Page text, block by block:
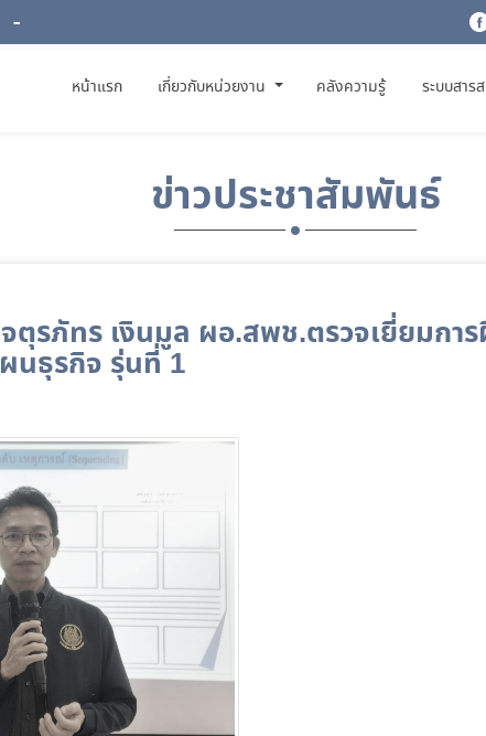
-
หน้าแรก(CURRENT)
เกี่ยวกับหน่วยงาน คลังความรู้ ระบบสาร
ข่าวประชาสัมพันธ์
ตุรภัทร เงินมูล ผอ.สพช.ตรวจเยี่ยมกา
นธุรกิจ รุ่นที่ 1